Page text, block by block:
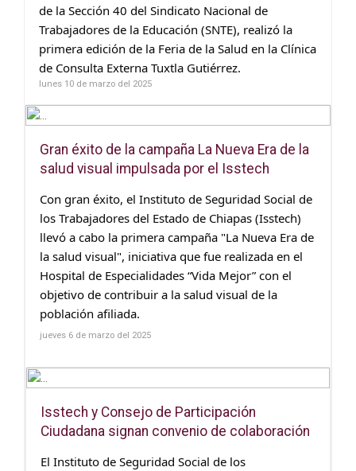
de la Sección 40 del Sindicato Nacional de
Trabajadores de la Educación (SNTE), realizó la
primera edición de la Feria de la Salud en la Clínica
de Consulta Externa Tuxtla Gutiérrez.
lunes 10 de marzo del 2025
Gran éxito de la campaña La Nueva Era de la
salud visual impulsada por el Isstech
Con gran éxito, el Instituto de Seguridad Social de
los Trabajadores del Estado de Chiapas (Isstech)
llevó a cabo la primera campaña "La Nueva Era de
la salud visual", iniciativa que fue realizada en el
Hospital de Especialidades “Vida Mejor” con el
objetivo de contribuir a la salud visual de la
población afiliada.
jueves 6 de marzo del 2025
Isstech y Consejo de Participación
Ciudadana signan convenio de colaboración
El Instituto de Seguridad Social de los